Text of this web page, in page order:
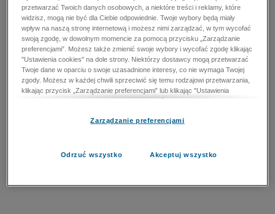
przetwarzać Twoich danych osobowych, a niektóre treści i reklamy, które
widzisz, mogą nie być dla Ciebie odpowiednie. Twoje wybory będą miały
wpływ na naszą stronę internetową i możesz nimi zarządzać, w tym wycofać
swoją zgodę, w dowolnym momencie za pomocą przycisku „Zarządzanie
preferencjami”. Możesz także zmienić swoje wybory i wycofać zgodę klikając
"Ustawienia cookies" na dole strony. Niektórzy dostawcy mogą przetwarzać
Twoje dane w oparciu o swoje uzasadnione interesy, co nie wymaga Twojej
zgody. Możesz w każdej chwili sprzeciwić się temu rodzajowi przetwarzania,
klikając przycisk „Zarządzanie preferencjami” lub klikając "Ustawienia
cookies" na dole strony. Nie możesz sprzeciwić się przetwarzaniu przez
zapobiegania oszustwom i naprawiania błędów, a w tym celu mogą zostać
przetwarzaniu danych osobowych w celu dostarczania i prezentacji reklam i
Zarządzanie preferencjami
Odrzuć wszystko Akceptuj wszystko